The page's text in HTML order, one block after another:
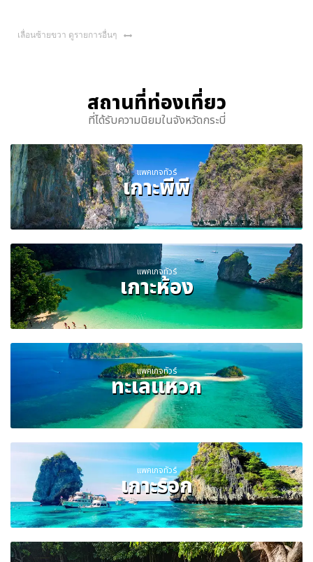
เลื่อนซ้ายขวา ดูรายการอื่นๆ
สถานที่ท่องเที่ยว
ที่ได้รับความนิยมในจังหวัดกระบี่
แพคเกจทัวร์
เกาะพีพี
แพคเกจทัวร์
เกาะห้อง
แพคเกจทัวร์
ทะเลแหวก
แพคเกจทัวร์
เกาะรอก